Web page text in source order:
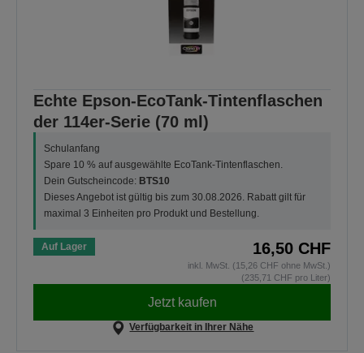
Echte Epson-EcoTank-Tintenflaschen
der 114er-Serie (70 ml)
Schulanfang
Spare 10 % auf ausgewählte EcoTank-Tintenflaschen.
Dein Gutscheincode: BTS10
Dieses Angebot ist gültig bis zum 30.08.2026. Rabatt gilt für
maximal 3 Einheiten pro Produkt und Bestellung.
Auf Lager 16,50 CHF
inkl. MwSt. (15,26 CHF ohne MwSt.)
(235,71 CHF pro Liter)
Jetzt kaufen
Verfügbarkeit in Ihrer Nähe